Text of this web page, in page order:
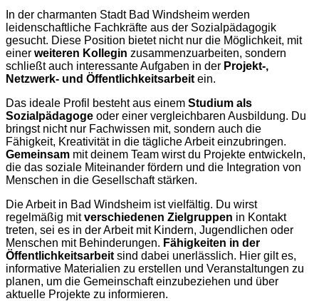
In der charmanten Stadt Bad Windsheim werden
leidenschaftliche Fachkräfte aus der Sozialpädagogik
gesucht. Diese Position bietet nicht nur die Möglichkeit, mit
einer weiteren Kollegin zusammenzuarbeiten, sondern
schließt auch interessante Aufgaben in der Projekt-,
Netzwerk- und Öffentlichkeitsarbeit ein.
Das ideale Profil besteht aus einem Studium als
Sozialpädagoge oder einer vergleichbaren Ausbildung. Du
bringst nicht nur Fachwissen mit, sondern auch die
Fähigkeit, Kreativität in die tägliche Arbeit einzubringen.
Gemeinsam mit deinem Team wirst du Projekte entwickeln,
die das soziale Miteinander fördern und die Integration von
Menschen in die Gesellschaft stärken.
Die Arbeit in Bad Windsheim ist vielfältig. Du wirst
regelmäßig mitverschiedenen Zielgruppen in Kontakt
treten, sei es in der Arbeit mit Kindern, Jugendlichen oder
Menschen mit Behinderungen. Fähigkeiten in der
Öffentlichkeitsarbeit sind dabei unerlässlich. Hier gilt es,
informative Materialien zu erstellen und Veranstaltungen zu
planen, um die Gemeinschaft einzubeziehen und über
aktuelle Projekte zu informieren.